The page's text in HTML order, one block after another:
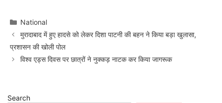
Categories
National
मुरादाबाद में हुए हादसे को लेकर दिशा पाटनी की बहन ने किया बड़ा खुलासा,
प्रशासन की खोली पोल
विश्व एड्स दिवस पर छात्रों ने नुक्कड़ नाटक कर किया जागरूक
Search